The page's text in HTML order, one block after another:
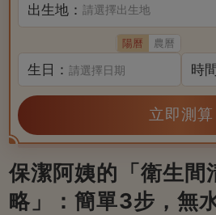
出生地：請選擇出生地
陽曆 農曆
生日：請選擇日期 時
立即測算
保潔阿姨的「衛生間
略」：簡單3步，無